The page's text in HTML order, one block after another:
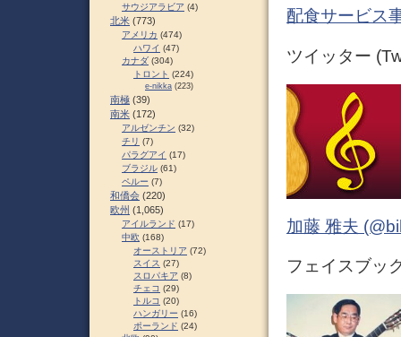
配食サービス
ツイッター
加藤 雅夫
フェイスブッ
サウジアラビア (4)
北米 (773)
アメリカ (474)
ハワイ (47)
カナダ (304)
トロント (224)
e-nikka (223)
南極 (39)
南米 (172)
アルゼンチン (32)
チリ (7)
パラグアイ (17)
ブラジル (61)
ペルー (7)
和僑会 (220)
欧州 (1,065)
アイルランド (17)
中欧 (168)
オーストリア (72)
スイス (27)
スロパキア (8)
チェコ (29)
トルコ (20)
ハンガリー (16)
ポーランド (24)